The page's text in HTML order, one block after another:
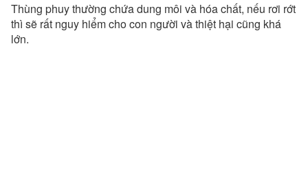
Thùng phuy thường chứa dung môi và hóa chất, nếu rơi rớt
thì sẽ rất nguy hiểm cho con người và thiệt hại cũng khá
lớn.